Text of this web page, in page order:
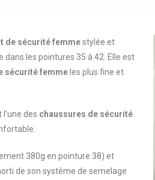
de sécurité femmestylée et
dans les pointures 35 à 42. Elle est
sécurité femme les plus fine et
l’une des chaussures de sécurité
380g en pointure 38) et
de son système de semelage